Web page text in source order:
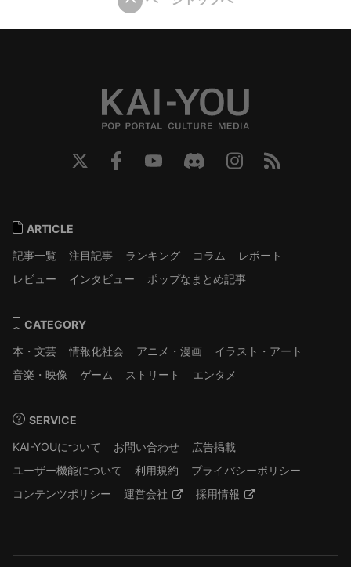
ARTICLE
記事一覧
注目記事 ランキング コラム
レポート
レビュー
インタビュー ポップなまとめ記事
CATEGORY
本・文芸
情報化社会 アニメ・漫画
イラスト・アート
音楽・映像
ゲーム ストリート エンタメ
SERVICE
KAI-YOUについて
お問い合わせ
広告掲載
ユーザー機能について
利用規約
プライバシーポリシー
コンテンツポリシー
運営会社 採用情報